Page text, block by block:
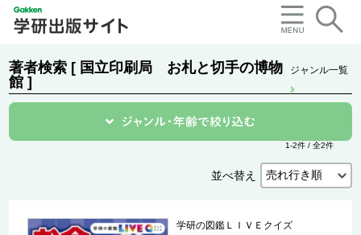
著者検索 [ 国立印刷局 お札と切手の博物
館 ]
ジャンル一覧
1-2件 / 全2件
並べ替え
学研の図鑑ＬＩＶＥクイズ